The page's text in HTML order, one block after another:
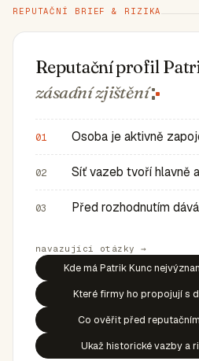
REPUTAČNÍ BRIEF & RIZIKA
Reputační profil
zásadnízjištění
01
02
03
navazující otázky →
Kde má Patrik Kunc
Které firmy ho propojují s
Co ověřit před
Ukaž historické vazby a